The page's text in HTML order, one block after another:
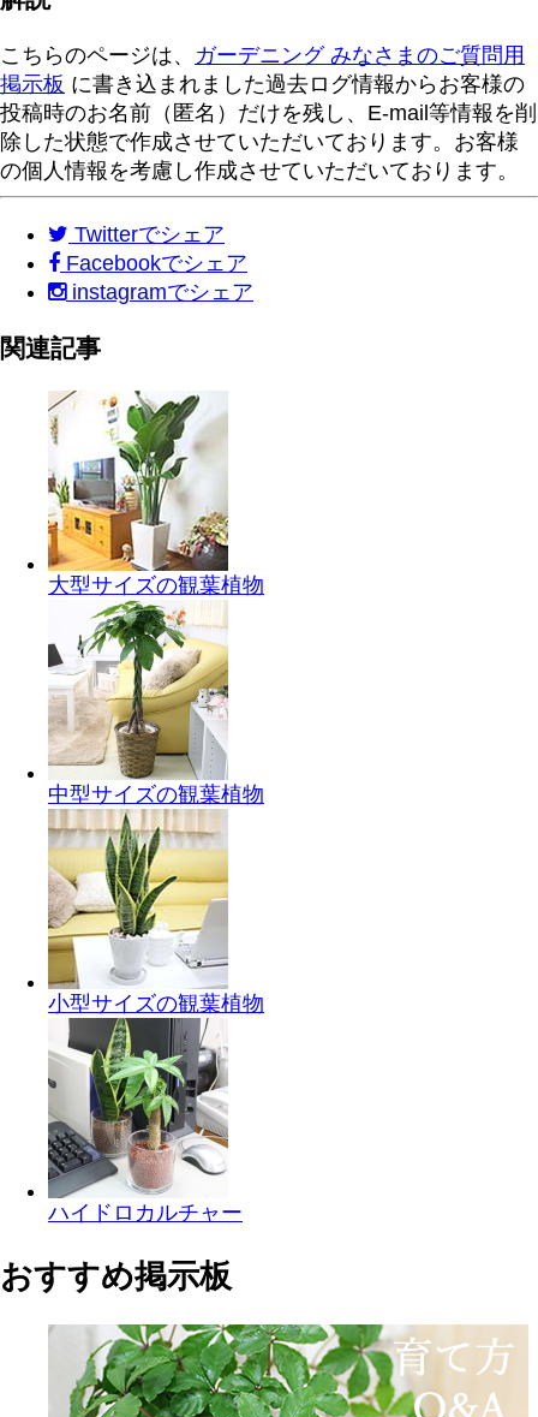
こちらのページは、 ガーデニング みなさまのご質問用
掲示板 に書き込まれました過去ログ情報からお客様の
投稿時のお名前（匿名）だけを残し、E-mail等情報を削
除した状態で作成させていただいております。お客様
の個人情報を考慮し作成させていただいております。
Twitterでシェア
Facebookでシェア
instagramでシェア
関連記事
大型サイズの観葉植物
中型サイズの観葉植物
小型サイズの観葉植物
ハイドロカルチャー
おすすめ掲示板